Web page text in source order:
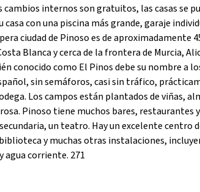
internos son gratuitos, las casas se
con una piscina más grande, garaje
ciudad de Pinoso es de aproximadamente
Blanca y cerca de la frontera de Murcia,
conocido como El Pinos debe su nombre a
sin semáforos, casi sin tráfico,
Los campos están plantados de viñas,
Pinoso tiene muchos bares, restaurantes
un teatro. Hay un excelente centro
y muchas otras instalaciones,
agua corriente. 271